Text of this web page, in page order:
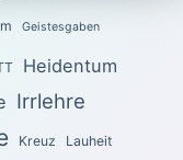
Geistesgaben
Heidentum
Irrlehre
Kreuz Lauheit